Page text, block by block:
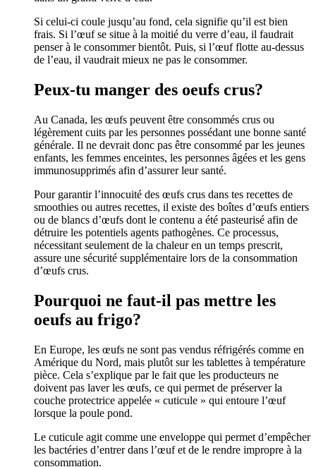
Si celui-ci coule jusqu’au fond, cela signifie qu’il est bien
frais. Si l’œuf se situe à la moitié du verre d’eau, il faudrait
penser à le consommer bientôt. Puis, si l’œuf flotte au-dessus
de l’eau, il vaudrait mieux ne pas le consommer.
Peux-tu manger des oeufs crus?
Au Canada, les œufs peuvent être consommés crus ou
légèrement cuits par les personnes possédant une bonne santé
générale. Il ne devrait donc pas être consommé par les jeunes
enfants, les femmes enceintes, les personnes âgées et les gens
immunosupprimés afin d’assurer leur santé.
Pour garantir l’innocuité des œufs crus dans tes recettes de
smoothies ou autres recettes, il existe des boîtes d’œufs entiers
ou de blancs d’œufs dont le contenu a été pasteurisé afin de
détruire les potentiels agents pathogènes. Ce processus,
nécessitant seulement de la chaleur en un temps prescrit,
assure une sécurité supplémentaire lors de la consommation
d’œufs crus.
Pourquoi ne faut-il pas mettre les
oeufs au frigo?
En Europe, les œufs ne sont pas vendus réfrigérés comme en
Amérique du Nord, mais plutôt sur les tablettes à température
pièce. Cela s’explique par le fait que les producteurs ne
doivent pas laver les œufs, ce qui permet de préserver la
couche protectrice appelée « cuticule » qui entoure l’œuf
lorsque la poule pond.
Le cuticule agit comme une enveloppe qui permet d’empêcher
les bactéries d’entrer dans l’œuf et de le rendre impropre à la
consommation.